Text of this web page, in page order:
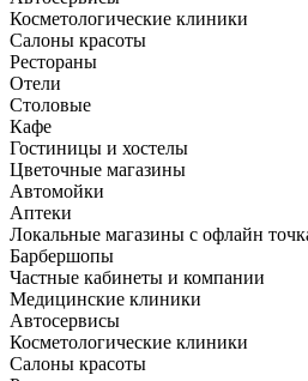
Косметологические клиники
Салоны красоты
Рестораны
Отели
Столовые
Кафе
Гостиницы и хостелы
Цветочные магазины
Автомойки
Аптеки
Локальные магазины с офлайн
Барбершопы
Частные кабинеты и компании
Медицинские клиники
Автосервисы
Косметологические клиники
Салоны красоты